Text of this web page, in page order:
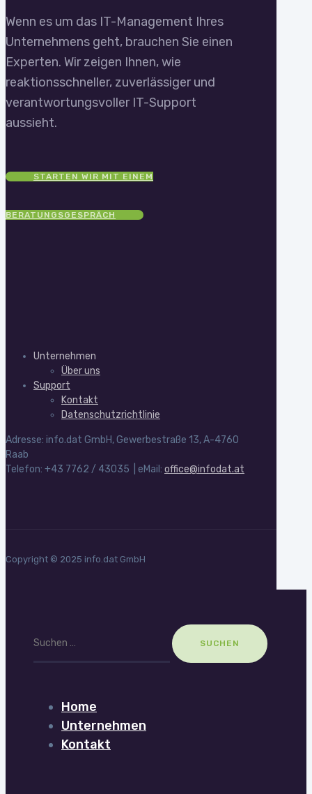
Wenn es um das IT-Management Ihres
Unternehmens geht, brauchen Sie einen
Experten. Wir zeigen Ihnen, wie
reaktionsschneller, zuverlässiger und
verantwortungsvoller IT-Support
aussieht.
STARTEN WIR MIT EINEM
BERATUNGSGESPRÄCH
Unternehmen
Über uns
Support
Kontakt
Datenschutzrichtlinie
Adresse: info.dat GmbH, Gewerbestraße 13, A-4760
Raab
Telefon: +43 7762 / 43035 | eMail: office@infodat.at
Copyright © 2025 info.dat GmbH
nach:
Home
Unternehmen
Kontakt